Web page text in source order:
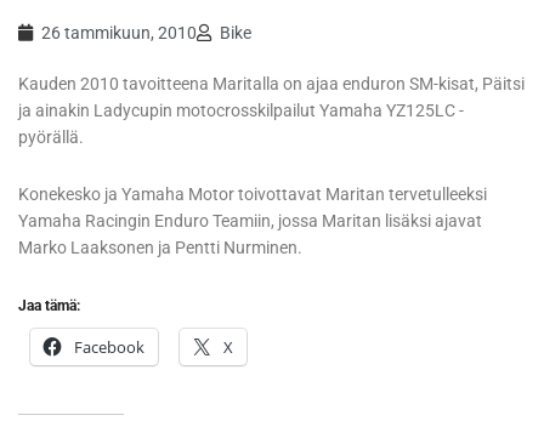
26 tammikuun, 2010 Bike
Kauden 2010 tavoitteena Maritalla on ajaa enduron SM-kisat, Päitsi
ja ainakin Ladycupin motocrosskilpailut Yamaha YZ125LC -
pyörällä.
Konekesko ja Yamaha Motor toivottavat Maritan tervetulleeksi
Yamaha Racingin Enduro Teamiin, jossa Maritan lisäksi ajavat
Marko Laaksonen ja Pentti Nurminen.
Jaa tämä:
Facebook X